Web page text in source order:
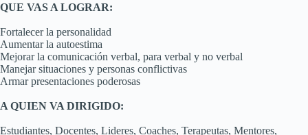
QUE VAS A LOGRAR:
Fortalecer la personalidad
Aumentar la autoestima
Mejorar la comunicación verbal, para verbal y no verbal
Manejar situaciones y personas conflictivas
Armar presentaciones poderosas
A QUIEN VA DIRIGIDO:
Estudiantes, Docentes, Lideres, Coaches, Terapeutas, Mentores,